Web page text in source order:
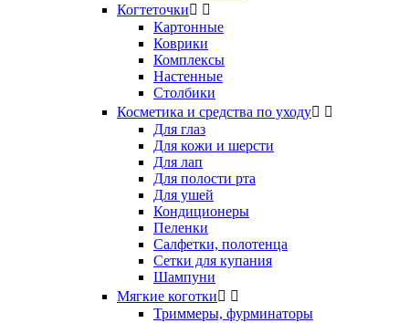
Когтеточки 
Картонные
Коврики
Комплексы
Настенные
Столбики
Косметика и средства по уходу 
Для глаз
Для кожи и шерсти
Для лап
Для полости рта
Для ушей
Кондиционеры
Пеленки
Салфетки, полотенца
Сетки для купания
Шампуни
Мягкие коготки 
Триммеры, фурминаторы